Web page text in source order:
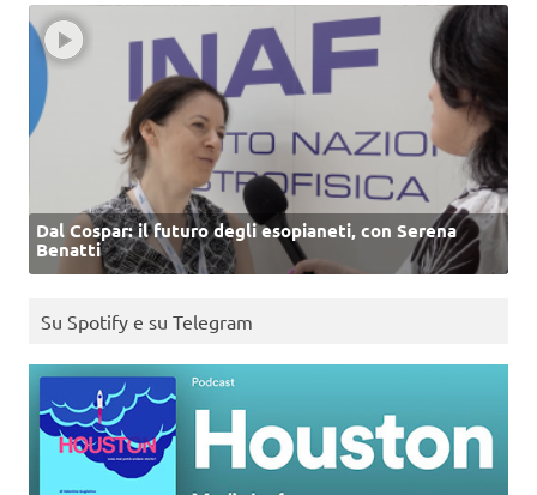
Dal Cospar: il futuro degli esopianeti, con Serena
Benatti
Su Spotify e su Telegram